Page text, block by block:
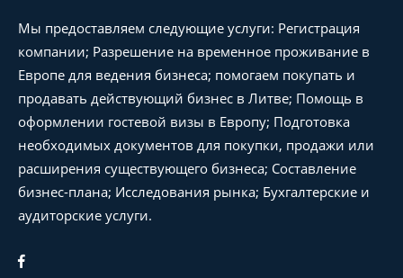
Мы предоставляем следующие услуги: Регистрация
компании; Разрешение на временное проживание в
Европе для ведения бизнеса; помогаем покупать и
продавать действующий бизнес в Литве; Помощь в
оформлении гостевой визы в Европу; Подготовка
необходимых документов для покупки, продажи или
расширения существующего бизнеса; Составление
бизнес-плана; Исследования рынка; Бухгалтерские и
аудиторские услуги.